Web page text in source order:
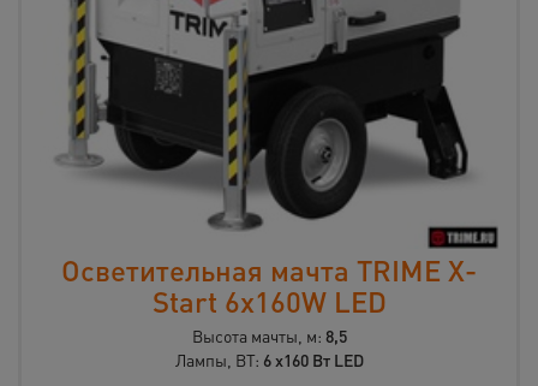
Осветительная мачта TRIME X-
Start 6x160W LED
Высота мачты, м: 8,5
Лампы, ВТ: 6 x160 Вт LED